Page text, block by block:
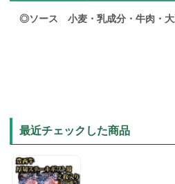
◎ソース 小麦・乳成分・牛肉・大
最近チェックした商品